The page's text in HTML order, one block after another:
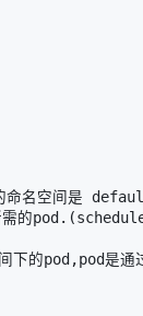
命名空间是
所需的
pod,pod是通过